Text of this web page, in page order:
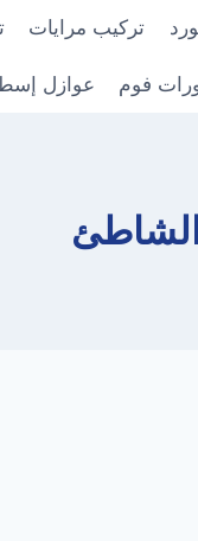
تركيب مرايات
فوم عوازل